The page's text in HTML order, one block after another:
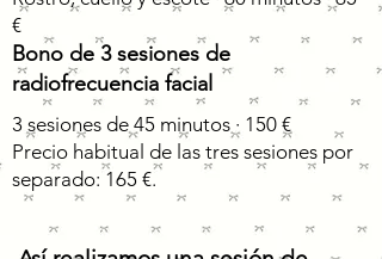
€
Bono de 3 sesiones de
radiofrecuencia facial
3 sesiones de 45 minutos · 150 €
Precio habitual de las tres sesiones por
separado: 165 €.